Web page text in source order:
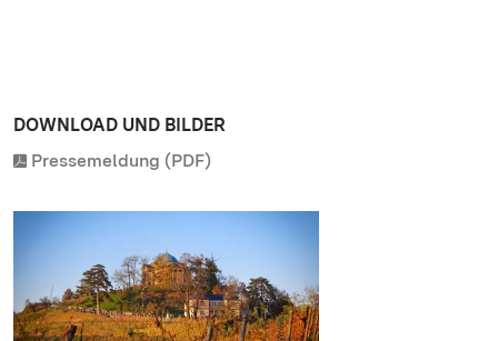
DOWNLOAD UND BILDER
Pressemeldung (PDF)